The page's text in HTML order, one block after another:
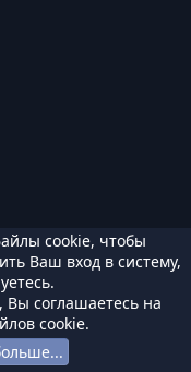
cookie, чтобы
Ваш вход в систему,
Вы соглашаетесь на
cookie.